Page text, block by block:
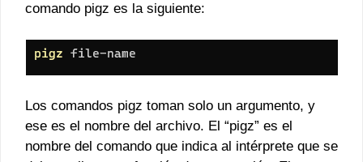
comando pigz es la siguiente:
Los comandos pigz toman solo un argumento, y
ese es el nombre del archivo. El “pigz” es el
nombre del comando que indica al intérprete que se